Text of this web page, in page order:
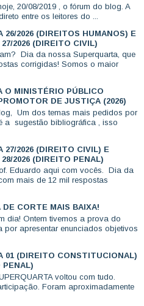
20/08/2019 , o fórum do blog. A
entre os leitores do ...
26/2026 (DIREITOS HUMANOS) E
2026 (DIREITO CIVIL)
Dia da nossa Superquarta, que
corrigidas! Somos o maior
O MINISTÉRIO PÚBLICO
DE JUSTIÇA (2026)
Um dos temas mais pedidos por
a sugestão bibliográfica , isso
27/2026 (DIREITO CIVIL) E
2026 (DIREITO PENAL)
Eduardo aqui com vocês. Dia da
mais de 12 mil respostas
CORTE MAIS BAIXA!
dia! Ontem tivemos a prova do
por apresentar enunciados objetivos
01 (DIREITO CONSTITUCIONAL)
PENAL)
voltou com tudo.
Foram aproximadamente